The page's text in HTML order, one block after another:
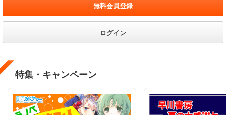
無料会員登録
ログイン
特集・キャンペーン